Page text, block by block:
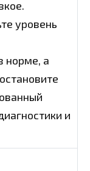
уровень
норме, а
и